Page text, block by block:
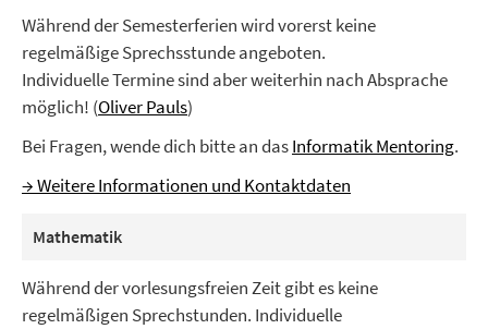
Während der Semesterferien wird vorerst keine
regelmäßige Sprechsstunde angeboten.
Individuelle Termine sind aber weiterhin nach Absprache
möglich! (Oliver Pauls)
Bei Fragen, wende dich bitte an dasInformatik Mentoring.
→ Weitere Informationen und Kontaktdaten
Mathematik
Während der vorlesungsfreien Zeit gibt es keine
regelmäßigen Sprechstunden. Individuelle